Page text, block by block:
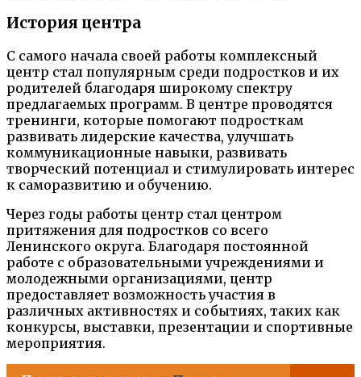
История центра
С самого начала своей работы комплексный
центр стал популярным среди подростков и их
родителей благодаря широкому спектру
предлагаемых программ. В центре проводятся
тренинги, которые помогают подросткам
развивать лидерские качества, улучшать
коммуникационные навыки, развивать
творческий потенциал и стимулировать интерес
к саморазвитию и обучению.
Через годы работы центр стал центром
притяжения для подростков со всего
Ленинского округа. Благодаря постоянной
работе с образовательными учреждениями и
молодежными организациями, центр
предоставляет возможность участия в
различных активностях и событиях, таких как
конкурсы, выставки, презентации и спортивные
мероприятия.